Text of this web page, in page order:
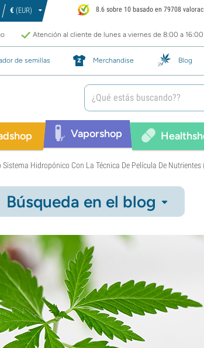
€ (EUR) 8.6 sobre 10 basado en 79708
Atención al cliente de lunes a viernes de 8:00 a 16:00
de semillas Merchandise Blog
Vaporshop
Hidropónico Con La Técnica De Película De Nutrientes
Búsqueda en el blog